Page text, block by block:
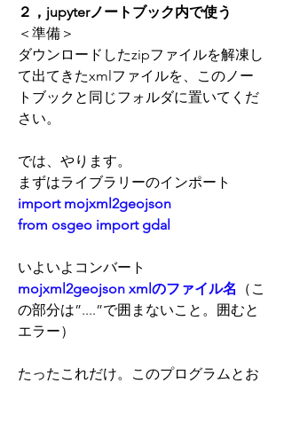
２，jupyterノートブック内で使う
＜準備＞
ダウンロードしたzipファイルを解凍し
て出てきたxmlファイルを、このノー
トブックと同じフォルダに置いてくだ
さい。
では、やります。
まずはライブラリーのインポート
import mojxml2geojson
from osgeo import gdal
いよいよコンバート
mojxml2geojson xmlのファイル名
（こ
の部分は”....”で囲まないこと。囲むと
エラー）
たったこれだけ。このプログラムとお